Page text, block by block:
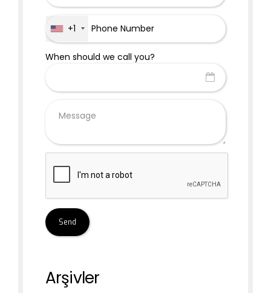
+1
When should we call you?
Arşivler